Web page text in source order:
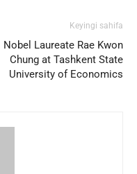
Keyingi sahifa
Nobel Laureate Rae Kwon
Chung at Tashkent State
University of Economics